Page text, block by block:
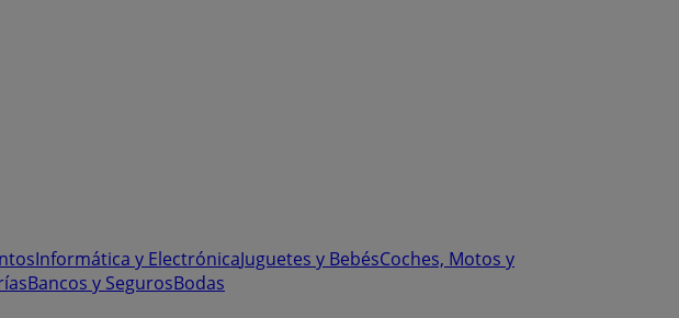
Informática y ElectrónicaJuguetes y BebésCoches, Motos y
Bancos y SegurosBodas